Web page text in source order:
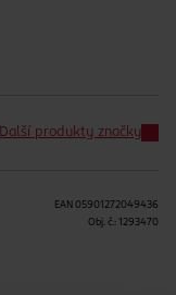
Další produkty značky
EAN 05901272049436
Obj. č.: 1293470